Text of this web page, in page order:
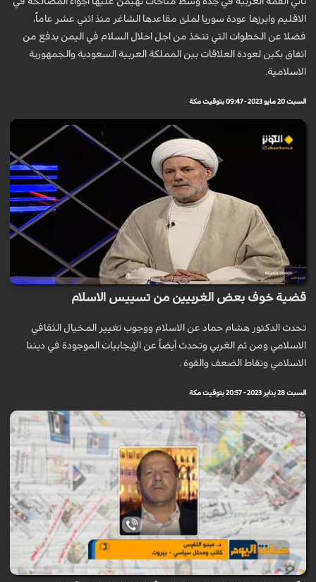
الاقليم وابرزها عودة سوريا لملئ مقاعدها الشاغر منذ اثني عشر عاماً،
فضلا عن الخطوات التي تتخذ من اجل احلال السلام في اليمن بدفع من
اتفاق بكين لعودة العلاقات بين المملكة العربية السعودية والجمهورية
الاسلامية.
السبت 20 مايو 2023 - 09:47 بتوقيت مكة
قضية خوف بعض الغربيين من تسييس الاسلام
تحدث الدكتور هشام حماد عن الاسلام ووجوب تغيير المخيال الثقافي
الاسلامي ومن ثم الغربي وتحدث أيضاً عن الإيجابيات الموجودة في ديننا
الاسلامي ونقاط الضعف والقوة .
السبت 28 يناير 2023 - 20:57 بتوقيت مكة